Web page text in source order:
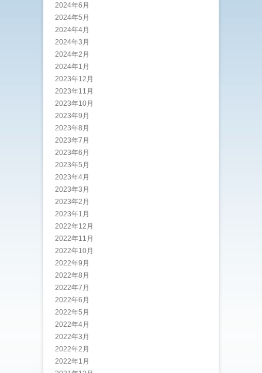
2024年6月
2024年5月
2024年4月
2024年3月
2024年2月
2024年1月
2023年12月
2023年11月
2023年10月
2023年9月
2023年8月
2023年7月
2023年6月
2023年5月
2023年4月
2023年3月
2023年2月
2023年1月
2022年12月
2022年11月
2022年10月
2022年9月
2022年8月
2022年7月
2022年6月
2022年5月
2022年4月
2022年3月
2022年2月
2022年1月